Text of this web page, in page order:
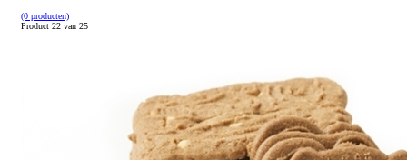
(0 producten)
Product 22 van 25